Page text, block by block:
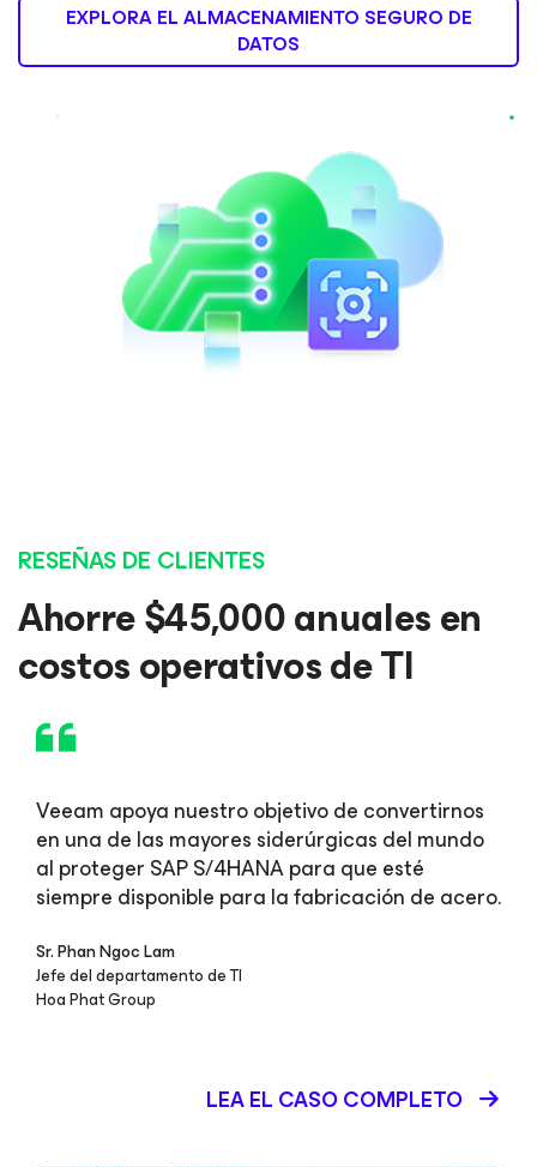
EXPLORA EL ALMACENAMIENTO SEGURO DE
DATOS
RESEÑAS DE CLIENTES
Ahorre $45,000 anuales en
costos operativos de TI
Veeam apoya nuestro objetivo de convertirnos
en una de las mayores siderúrgicas del mundo
al proteger SAP S/4HANA para que esté
siempre disponible para la fabricación de acero.
Sr. Phan Ngoc Lam
Jefe del departamento de TI
Hoa Phat Group
LEA EL CASO COMPLETO